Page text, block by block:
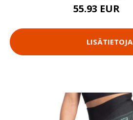
55.93 EUR
LISÄTIETOJA